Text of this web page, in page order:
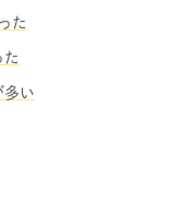
た
た
多い